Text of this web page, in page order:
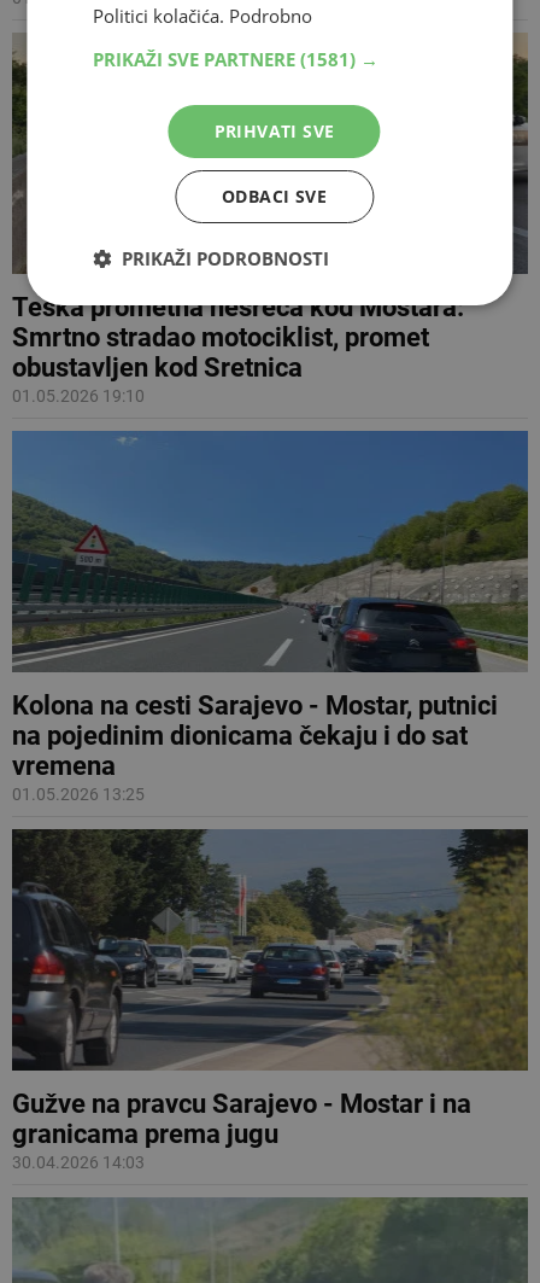
Teška prometna nesreća kod Mostara:
Smrtno stradao motociklist, promet
obustavljen kod Sretnica
01.05.2026 19:10
Kolona na cesti Sarajevo - Mostar, putnici
na pojedinim dionicama čekaju i do sat
vremena
01.05.2026 13:25
Gužve na pravcu Sarajevo - Mostar i na
granicama prema jugu
30.04.2026 14:03
Politici kolačića. Podrobno
PRIKAŽI SVE PARTNERE (1581) →
PRIHVATI SVE
ODBACI SVE
PRIKAŽI PODROBNOSTI